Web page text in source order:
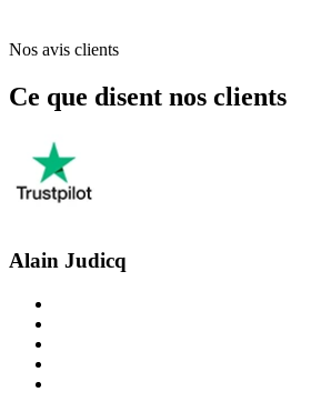
Nos avis clients
Ce que disent nos clients
Alain Judicq